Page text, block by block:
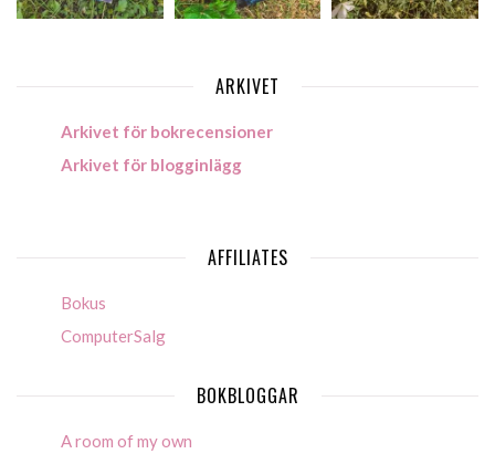
ARKIVET
Arkivet för bokrecensioner
Arkivet för blogginlägg
AFFILIATES
Bokus
ComputerSalg
BOKBLOGGAR
A room of my own